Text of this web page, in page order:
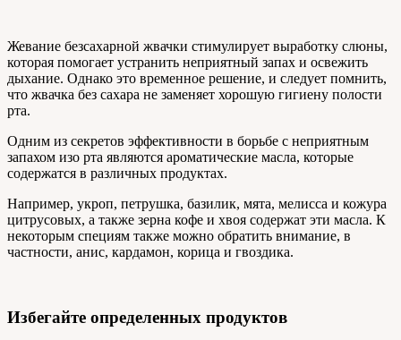
Жевание безсахарной жвачки стимулирует выработку слюны,
которая помогает устранить неприятный запах и освежить
дыхание. Однако это временное решение, и следует помнить,
что жвачка без сахара не заменяет хорошую гигиену полости
рта.
Одним из секретов эффективности в борьбе с неприятным
запахом изо рта являются ароматические масла, которые
содержатся в различных продуктах.
Например, укроп, петрушка, базилик, мята, мелисса и кожура
цитрусовых, а также зерна кофе и хвоя содержат эти масла. К
некоторым специям также можно обратить внимание, в
частности, анис, кардамон, корица и гвоздика.
Избегайте определенных продуктов